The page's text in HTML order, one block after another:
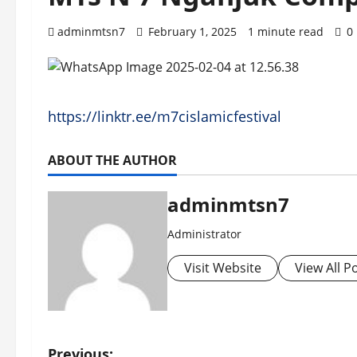
adminmtsn7 February 1, 2025 1 minute read 0
https://linktr.ee/m7cislamicfestival
ABOUT THE AUTHOR
adminmtsn7
Administrator
Visit Website View All